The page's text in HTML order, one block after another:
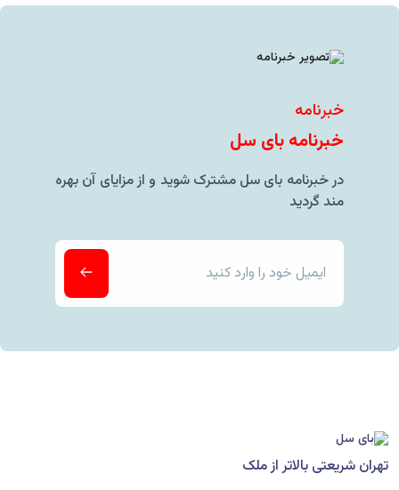
خبرنامه
خبرنامه بای سل
در خبرنامه بای سل مشترک شوید و از مزایای آن بهره
مند گردید
تهران شریعتی بالاتر از ملک